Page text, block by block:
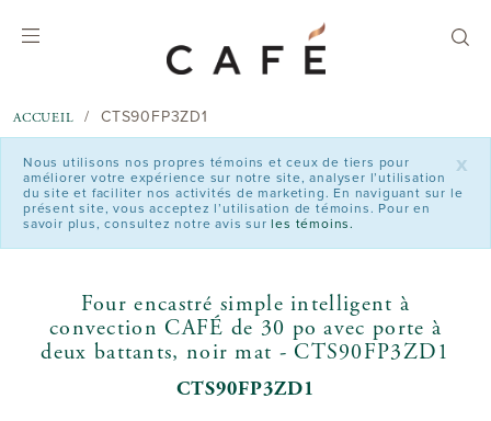
ACCUEIL CTS90FP3ZD1
x
Nous utilisons nos propres témoins et ceux de tiers pour
améliorer votre expérience sur notre site, analyser l’utilisation
du site et faciliter nos activités de marketing. En naviguant sur le
présent site, vous acceptez l’utilisation de témoins. Pour en
savoir plus, consultez notre avis sur les témoins.
Four encastré simple intelligent à
convection CAFÉ de 30 po avec porte à
deux battants, noir mat - CTS90FP3ZD1
CTS90FP3ZD1